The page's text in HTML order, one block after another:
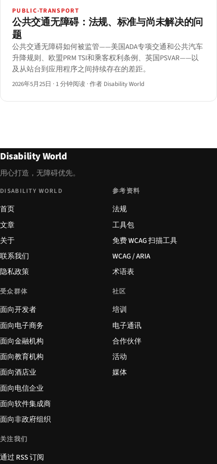
PUBLIC-TRANSPORT
公共交通无障碍：法规、标准与尚未解决的问
题
公共交通无障碍如何被监管——美国ADA专项交通和公共汽车
升降规则、欧盟PRM TSI和乘客权利条例、英国PSVAR——以
及从站台到应用程序之间持续存在的差距。
2026年5月25日 · 1 分钟阅读 ·作者 Disability World
Disability World
用心打造，无障碍优先。
DISABILITY WORLD
首页
文章
关于
联系我们
隐私政策
参考资料
法规
工具包
免费 WCAG 扫描工具
WCAG / ARIA
术语表
受众群体
面向开发者
面向电子商务
面向金融机构
面向教育机构
面向酒店业
面向电信企业
面向软件集成商
面向非政府组织
社区
培训
电子通讯
合作伙伴
活动
媒体
关注我们
通过 RSS 订阅